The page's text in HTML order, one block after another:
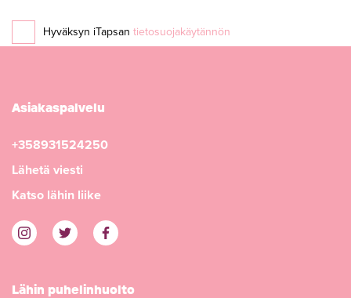
Hyväksyn iTapsan tietosuojakäytännön
Asiakaspalvelu
+358931524250
Lähetä viesti
Katso lähin liike
Lähin puhelinhuolto